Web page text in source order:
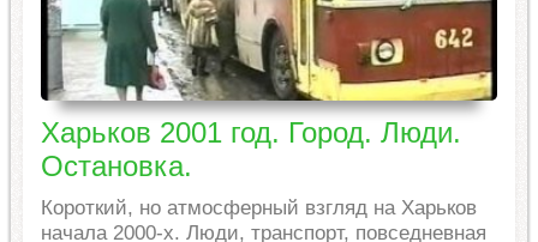
Харьков 2001 год. Город. Люди.
Остановка.
Короткий, но атмосферный взгляд на Харьков
начала 2000-х. Люди, транспорт, повседневная